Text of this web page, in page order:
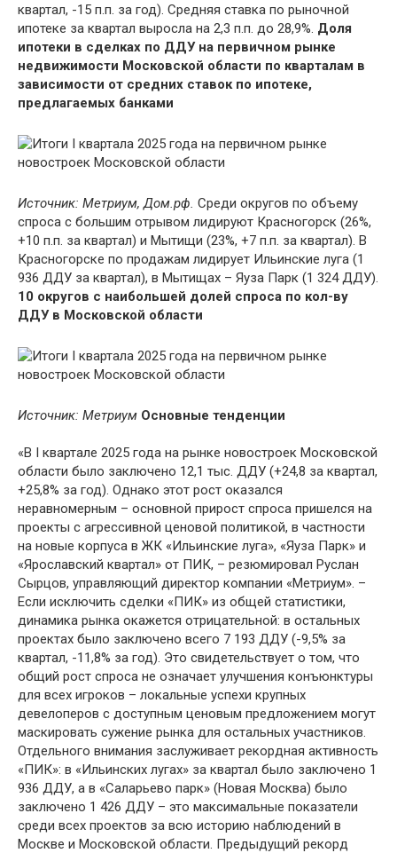
квартал, -15 п.п. за год). Средняя ставка по рыночной
ипотеке за квартал выросла на 2,3 п.п. до 28,9%. Доля
ипотеки в сделках по ДДУ на первичном рынке
недвижимости Московской области по кварталам в
зависимости от средних ставок по ипотеке,
предлагаемых банками
Источник: Метриум, Дом.рф. Среди округов по объему
спроса с большим отрывом лидируют Красногорск (26%,
+10 п.п. за квартал) и Мытищи (23%, +7 п.п. за квартал). В
Красногорске по продажам лидирует Ильинские луга (1
936 ДДУ за квартал), в Мытищах – Яуза Парк (1 324 ДДУ).
10 округов с наибольшей долей спроса по кол-ву
ДДУ в Московской области
Источник: Метриум Основные тенденции
«В I квартале 2025 года на рынке новостроек Московской
области было заключено 12,1 тыс. ДДУ (+24,8 за квартал,
+25,8% за год). Однако этот рост оказался
неравномерным – основной прирост спроса пришелся на
проекты с агрессивной ценовой политикой, в частности
на новые корпуса в ЖК «Ильинские луга», «Яуза Парк» и
«Ярославский квартал» от ПИК, – резюмировал Руслан
Сырцов, управляющий директор компании «Метриум». –
Если исключить сделки «ПИК» из общей статистики,
динамика рынка окажется отрицательной: в остальных
проектах было заключено всего 7 193 ДДУ (-9,5% за
квартал, -11,8% за год). Это свидетельствует о том, что
общий рост спроса не означает улучшения конъюнктуры
для всех игроков – локальные успехи крупных
девелоперов с доступным ценовым предложением могут
маскировать сужение рынка для остальных участников.
Отдельного внимания заслуживает рекордная активность
«ПИК»: в «Ильинских лугах» за квартал было заключено 1
936 ДДУ, а в «Саларьево парк» (Новая Москва) было
заключено 1 426 ДДУ – это максимальные показатели
среди всех проектов за всю историю наблюдений в
Москве и Московской области. Предыдущий рекорд